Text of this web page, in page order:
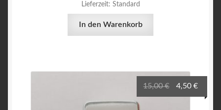
Lieferzeit: Standard
In den Warenkorb
15,00€
Preis
4,50€
Preis